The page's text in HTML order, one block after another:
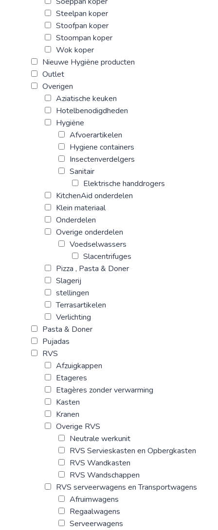
Steelpan koper
Stoofpan koper
Stoompan koper
Wok koper
Nieuwe Hygiëne producten
Outlet
Overigen
Aziatische keuken
Hotelbenodigdheden
Hygiëne
Afvoerartikelen
Hygiene containers
Insectenverdelgers
Sanitair
Elektrische handdrogers
KitchenAid onderdelen
Klein materiaal
Onderdelen
Overige onderdelen
Voedselwassers
Slacentrifuges
Pizza , Pasta & Doner
Slagerij
stellingen
Terrasartikelen
Verlichting
Pasta & Doner
Pujadas
RVS
Afzuigkappen
Etageres
Etagères zonder verwarming
Kasten
Kranen
Overige RVS
Neutrale werkunit
RVS Servieskasten en Opbergkasten
RVS Wandkasten
RVS Wandschappen
RVS serveerwagens en Transportwagens
Afruimwagens
Regaalwagens
Serveerwagens